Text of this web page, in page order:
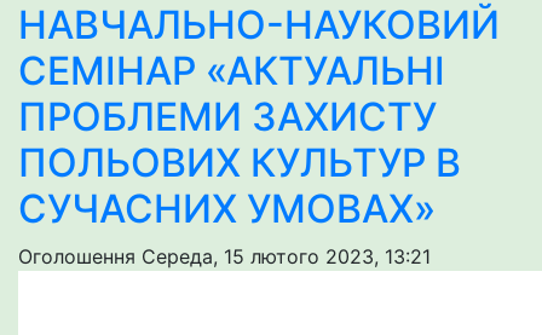
НАВЧАЛЬНО-НАУКОВИЙ
СЕМІНАР «АКТУАЛЬНІ
ПРОБЛЕМИ ЗАХИСТУ
ПОЛЬОВИХ КУЛЬТУР В
СУЧАСНИХ УМОВАХ»
Оголошення Середа, 15 лютого 2023, 13:21